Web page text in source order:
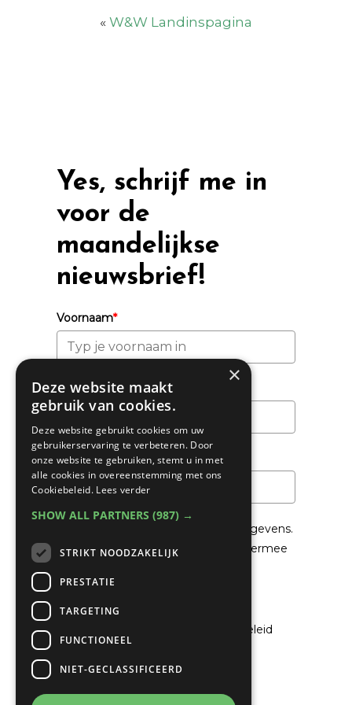
« W&W Landinspagina
Yes, schrijf me in
voor de
maandelijkse
nieuwsbrief!
Voornaam*
Achternaam
Email*
We gaan voorzichtig om met je gegevens.
Lees in hetPrivacybeleid
hoe we hiermee
Ik ga akkoord met het privacybeleid
×
Deze website maakt
gebruik van cookies.
Deze website gebruikt cookies om uw
gebruikerservaring te verbeteren. Door
onze website te gebruiken, stemt u in met
alle cookies in overeenstemming met ons
Cookiebeleid. Lees verder
SHOW ALL PARTNERS (987) →
STRIKT NOODZAKELIJK
PRESTATIE
TARGETING
FUNCTIONEEL
NIET-GECLASSIFICEERD